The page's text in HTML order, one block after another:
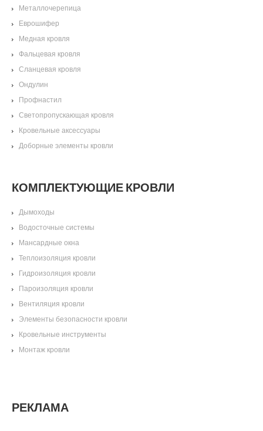
Металлочерепица
Еврошифер
Медная кровля
Фальцевая кровля
Сланцевая кровля
Ондулин
Профнастил
Светопропускающая кровля
Кровельные аксессуары
Доборные элементы кровли
КОМПЛЕКТУЮЩИЕ КРОВЛИ
Дымоходы
Водосточные системы
Мансардные окна
Теплоизоляция кровли
Гидроизоляция кровли
Пароизоляция кровли
Вентиляция кровли
Элементы безопасности кровли
Кровельные инструменты
Монтаж кровли
РЕКЛАМА